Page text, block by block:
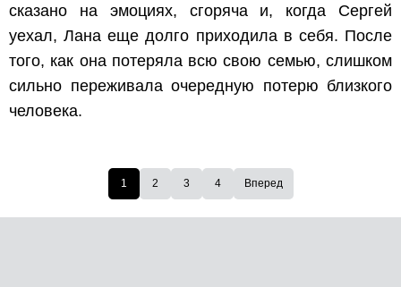
сказано на эмоциях, сгоряча и, когда Сергей
уехал, Лана еще долго приходила в себя. После
того, как она потеряла всю свою семью, слишком
сильно переживала очередную потерю близкого
человека.
1 2 3 4 Вперед